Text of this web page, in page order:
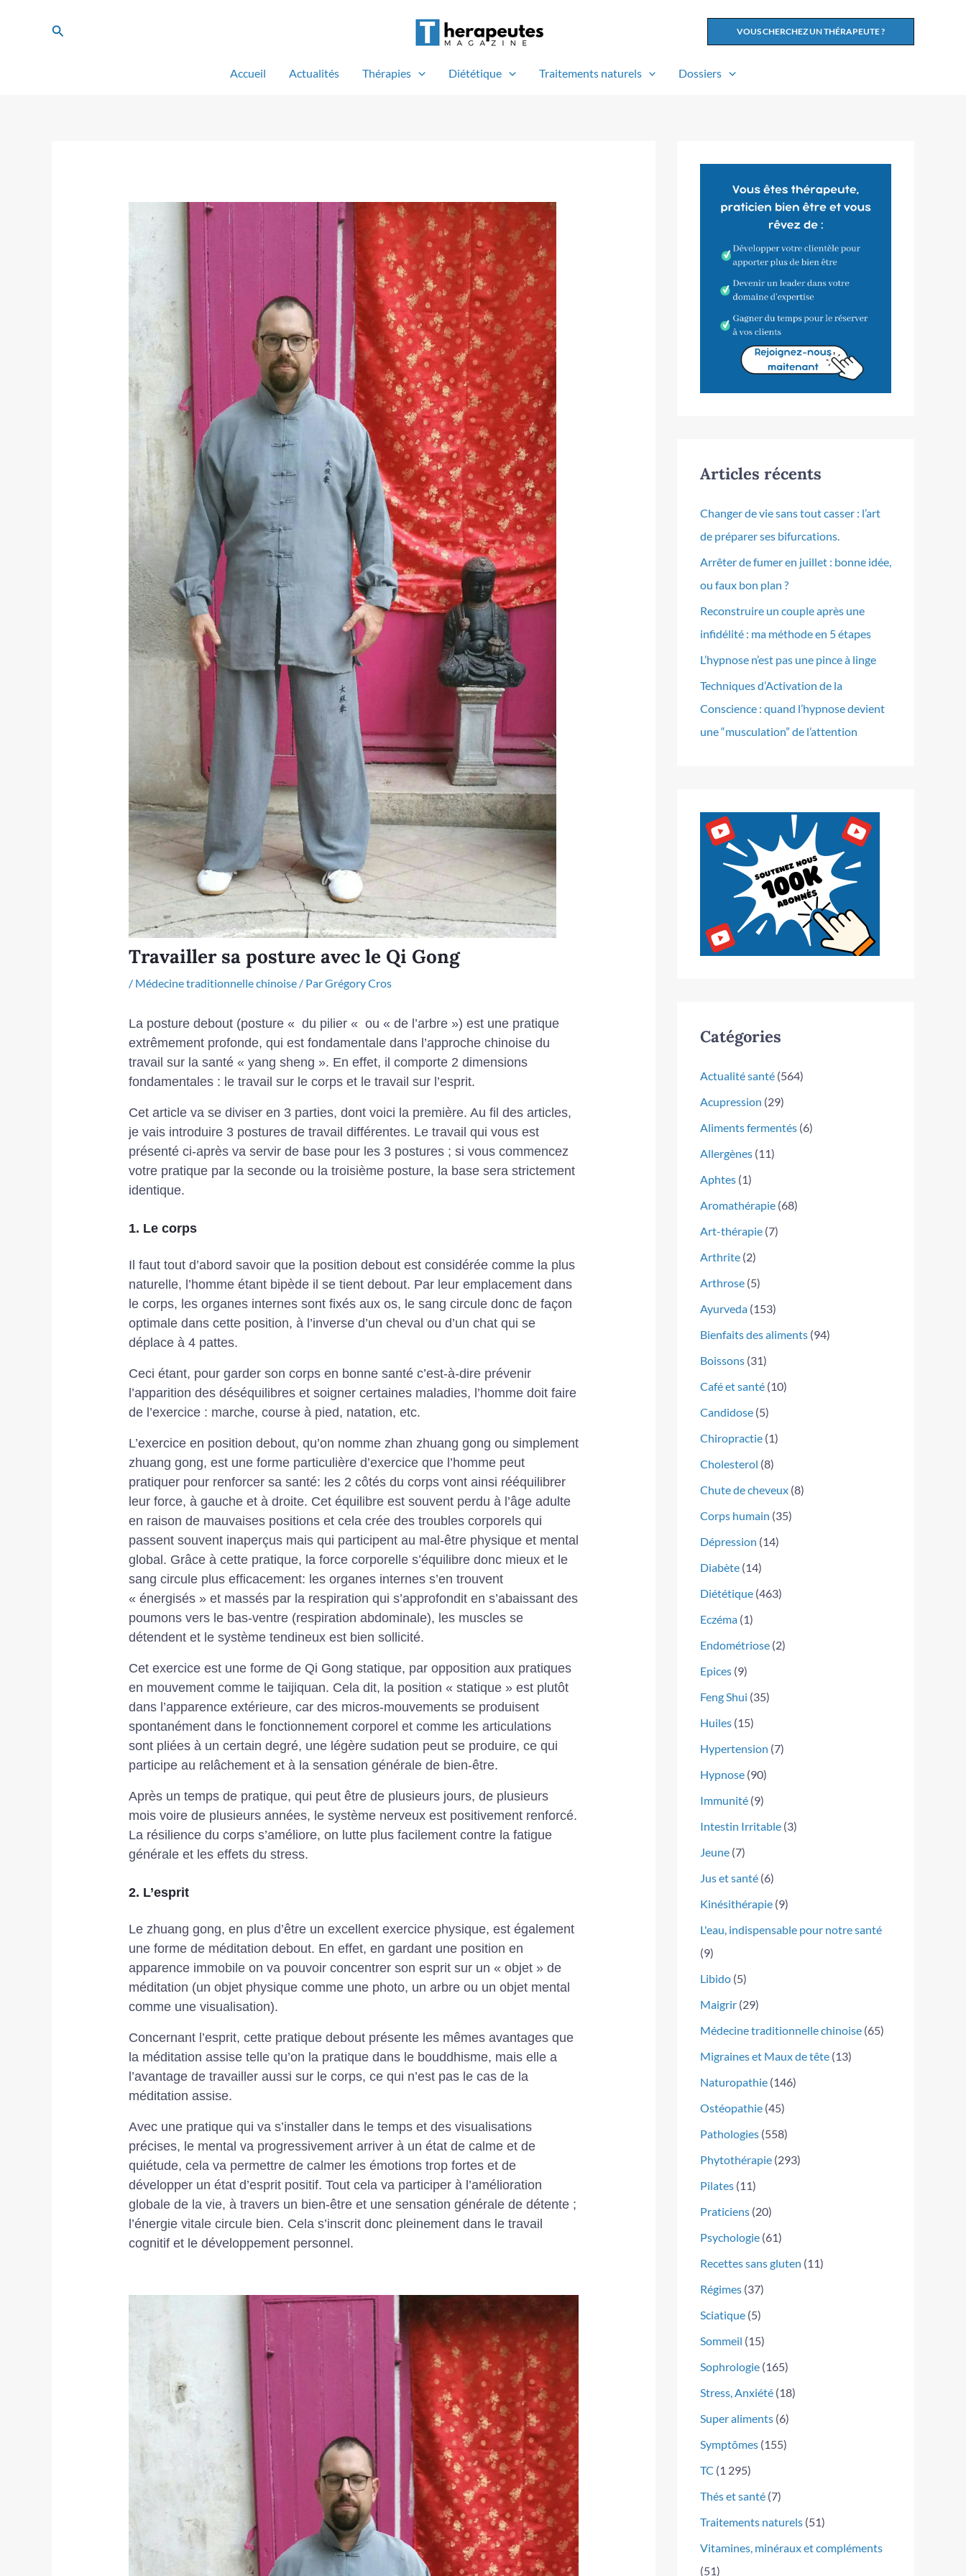
Rechercher VOUS CHERCHEZ UN THÉRAPEUTE ?
Accueil Actualités Thérapies Diététique Traitements naturels Dossiers
Travailler sa posture avec le Qi Gong
/ Médecine traditionnelle chinoise/ ParGrégory Cros
La posture debout (posture « du pilier « ou « de l’arbre ») est une pratique
extrêmement profonde, qui est fondamentale dans l’approche chinoise du
travail sur la santé « yang sheng ». En effet, il comporte 2 dimensions
fondamentales : le travail sur le corps et le travail sur l’esprit.
Cet article va se diviser en 3 parties, dont voici la première. Au fil des articles,
je vais introduire 3 postures de travail différentes. Le travail qui vous est
présenté ci-après va servir de base pour les 3 postures ; si vous commencez
votre pratique par la seconde ou la troisième posture, la base sera strictement
identique.
1. Le corps
Il faut tout d’abord savoir que la position debout est considérée comme la plus
naturelle, l’homme étant bipède il se tient debout. Par leur emplacement dans
le corps, les organes internes sont fixés aux os, le sang circule donc de façon
optimale dans cette position, à l’inverse d’un cheval ou d’un chat qui se
déplace à 4 pattes.
Ceci étant, pour garder son corps en bonne santé c’est-à-dire prévenir
l’apparition des déséquilibres et soigner certaines maladies, l’homme doit faire
de l’exercice : marche, course à pied, natation, etc.
L’exercice en position debout, qu’on nomme zhan zhuang gong ou simplement
zhuang gong, est une forme particulière d’exercice que l’homme peut
pratiquer pour renforcer sa santé: les 2 côtés du corps vont ainsi rééquilibrer
leur force, à gauche et à droite. Cet équilibre est souvent perdu à l’âge adulte
en raison de mauvaises positions et cela crée des troubles corporels qui
passent souvent inaperçus mais qui participent au mal-être physique et mental
global. Grâce à cette pratique, la force corporelle s’équilibre donc mieux et le
sang circule plus efficacement: les organes internes s’en trouvent
« énergisés » et massés par la respiration qui s’approfondit en s’abaissant des
poumons vers le bas-ventre (respiration abdominale), les muscles se
détendent et le système tendineux est bien sollicité.
Cet exercice est une forme de Qi Gong statique, par opposition aux pratiques
en mouvement comme le taijiquan. Cela dit, la position « statique » est plutôt
dans l’apparence extérieure, car des micros-mouvements se produisent
spontanément dans le fonctionnement corporel et comme les articulations
sont pliées à un certain degré, une légère sudation peut se produire, ce qui
participe au relâchement et à la sensation générale de bien-être.
Après un temps de pratique, qui peut être de plusieurs jours, de plusieurs
mois voire de plusieurs années, le système nerveux est positivement renforcé.
La résilience du corps s’améliore, on lutte plus facilement contre la fatigue
générale et les effets du stress.
2. L’esprit
Le zhuang gong, en plus d’être un excellent exercice physique, est également
une forme de méditation debout. En effet, en gardant une position en
apparence immobile on va pouvoir concentrer son esprit sur un « objet » de
méditation (un objet physique comme une photo, un arbre ou un objet mental
comme une visualisation).
Concernant l’esprit, cette pratique debout présente les mêmes avantages que
la méditation assise telle qu’on la pratique dans le bouddhisme, mais elle a
l’avantage de travailler aussi sur le corps, ce qui n’est pas le cas de la
méditation assise.
Avec une pratique qui va s’installer dans le temps et des visualisations
précises, le mental va progressivement arriver à un état de calme et de
quiétude, cela va permettre de calmer les émotions trop fortes et de
développer un état d’esprit positif. Tout cela va participer à l’amélioration
globale de la vie, à travers un bien-être et une sensation générale de détente ;
l’énergie vitale circule bien. Cela s’inscrit donc pleinement dans le travail
cognitif et le développement personnel.
Articles récents
Changer de vie sans tout casser : l’art
de préparer ses bifurcations.
Arrêter de fumer en juillet : bonne idée,
ou faux bon plan ?
Reconstruire un couple après une
infidélité : ma méthode en 5 étapes
L’hypnose n’est pas une pince à linge
Techniques d’Activation de la
Conscience : quand l’hypnose devient
une “musculation” de l’attention
Catégories
Actualité santé (564)
Acupression (29)
Aliments fermentés (6)
Allergènes (11)
Aphtes (1)
Aromathérapie (68)
Art-thérapie (7)
Arthrite (2)
Arthrose (5)
Ayurveda (153)
Bienfaits des aliments (94)
Boissons (31)
Café et santé (10)
Candidose (5)
Chiropractie (1)
Cholesterol (8)
Chute de cheveux (8)
Corps humain (35)
Dépression (14)
Diabète (14)
Diététique (463)
Eczéma (1)
Endométriose (2)
Epices (9)
Feng Shui (35)
Huiles (15)
Hypertension (7)
Hypnose (90)
Immunité (9)
Intestin Irritable (3)
Jeune (7)
Jus et santé (6)
Kinésithérapie (9)
L'eau, indispensable pour notre santé
(9)
Libido (5)
Maigrir (29)
Médecine traditionnelle chinoise (65)
Migraines et Maux de tête (13)
Naturopathie (146)
Ostéopathie (45)
Pathologies (558)
Phytothérapie (293)
Pilates (11)
Praticiens (20)
Psychologie (61)
Recettes sans gluten (11)
Régimes (37)
Sciatique (5)
Sommeil (15)
Sophrologie (165)
Stress, Anxiété (18)
Super aliments (6)
Symptômes (155)
TC (1 295)
Thés et santé (7)
Traitements naturels (51)
Vitamines, minéraux et compléments
(51)